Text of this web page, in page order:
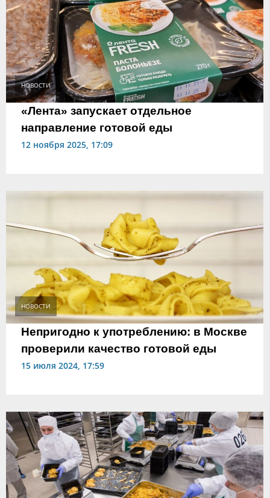
НОВОСТИ
«Лента» запускает отдельное
направление готовой еды
12 ноября 2025, 17:09
НОВОСТИ
Непригодно к употреблению: в Москве
проверили качество готовой еды
15 июля 2024, 17:59